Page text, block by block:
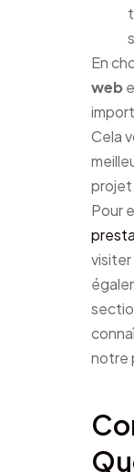
En
web
Cela
projet
Pour
notre